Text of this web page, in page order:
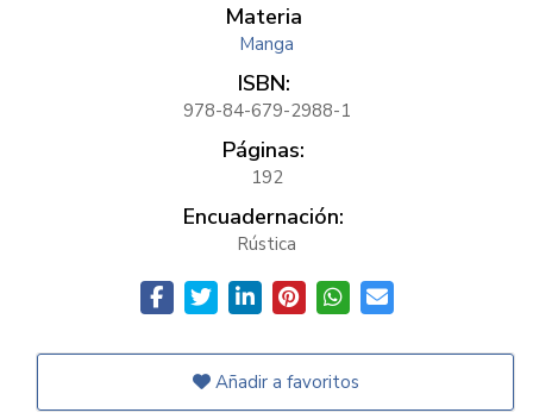
Materia
Manga
ISBN:
978-84-679-2988-1
Páginas:
192
Encuadernación:
Rústica
Añadir a favoritos